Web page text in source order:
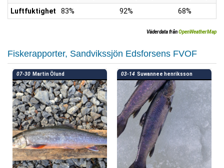
Luftfuktighet
83% 92% 68%
Väderdata frånOpenWeatherMap
Fiskerapporter, Sandvikssjön Edsforsens FVOF
07-30 Martin Ölund 03-14 Suwannee henriksson